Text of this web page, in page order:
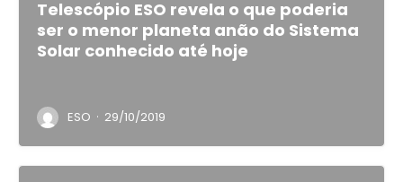
Telescópio ESO revela o que poderia
ser o menor planeta anão do Sistema
Solar conhecido até hoje
ESO · 29/10/2019